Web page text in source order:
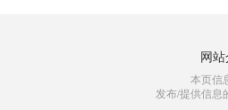
网
本页信
发布/提供信息